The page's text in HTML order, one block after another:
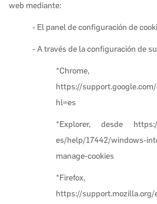
web mediante:
- El panel de configuración de
- A través de la configuración de
https://
hl=es
*Explorer, desde https://
es/help/17442/windows-
manage-cookies
https://